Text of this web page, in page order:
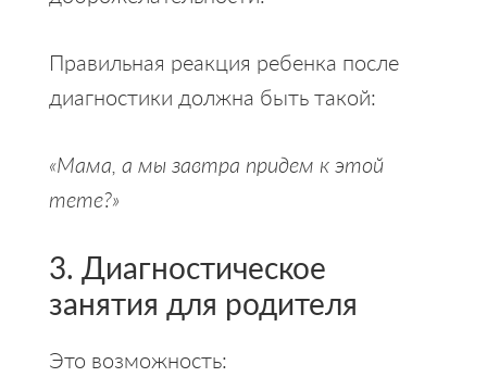
Правильная реакция ребенка после
диагностики должна быть такой:
«Мама, а мы завтра придем к этой
тете?»
3. Диагностическое
занятия для родителя
Это возможность: